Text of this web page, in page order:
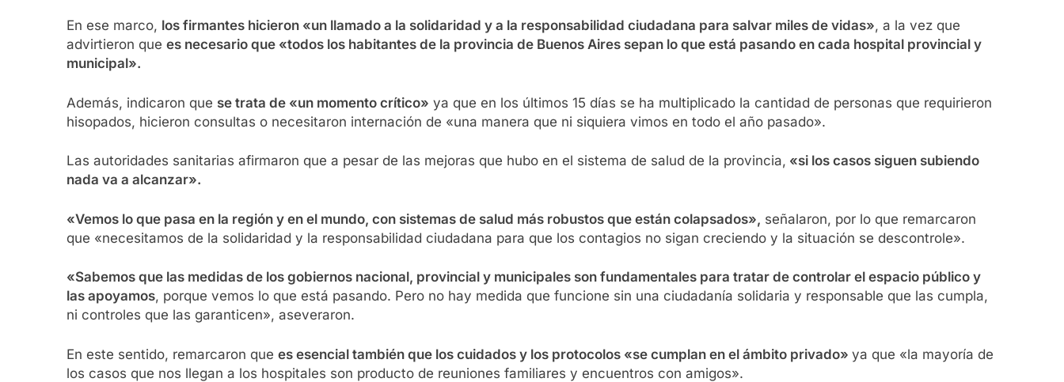
En ese marco, los firmantes hicieron «un llamado a la solidaridad y a la responsabilidad ciudadana para salvar miles de vidas», a la vez que
advirtieron que es necesario que «todos los habitantes de la provincia de Buenos Aires sepan lo que está pasando en cada hospital provincial y
municipal».
Además, indicaron que se trata de «un momento crítico» ya que en los últimos 15 días se ha multiplicado la cantidad de personas que requirieron
hisopados, hicieron consultas o necesitaron internación de «una manera que ni siquiera vimos en todo el año pasado».
Las autoridades sanitarias afirmaron que a pesar de las mejoras que hubo en el sistema de salud de la provincia, «si los casos siguen subiendo
nada va a alcanzar».
«Vemos lo que pasa en la región y en el mundo, con sistemas de salud más robustos que están colapsados», señalaron, por lo que remarcaron
que «necesitamos de la solidaridad y la responsabilidad ciudadana para que los contagios no sigan creciendo y la situación se descontrole».
«Sabemos que las medidas de los gobiernos nacional, provincial y municipales son fundamentales para tratar de controlar el espacio público y
las apoyamos, porque vemos lo que está pasando. Pero no hay medida que funcione sin una ciudadanía solidaria y responsable que las cumpla,
ni controles que las garanticen», aseveraron.
En este sentido, remarcaron que es esencial también que los cuidados y los protocolos «se cumplan en el ámbito privado» ya que «la mayoría de
los casos que nos llegan a los hospitales son producto de reuniones familiares y encuentros con amigos».